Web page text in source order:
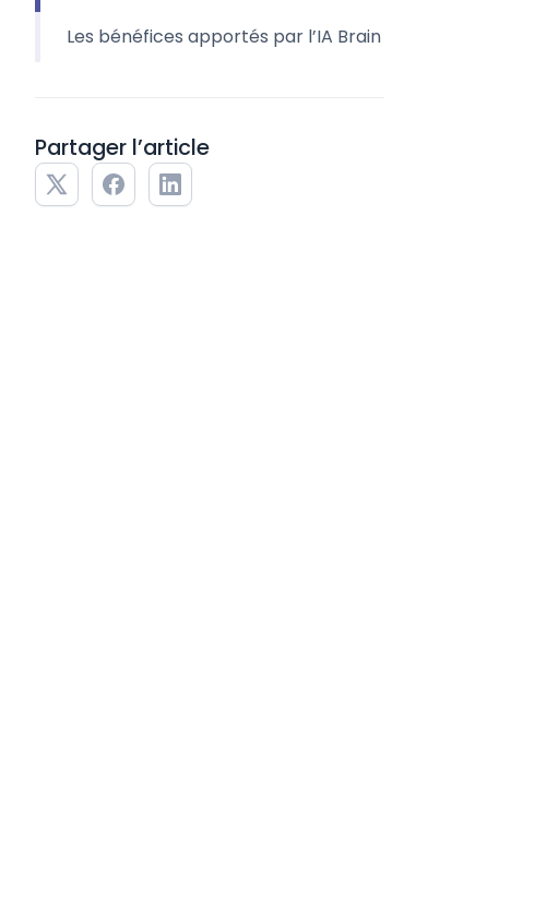
Les bénéfices apportés par l’IA Brain
Partager l’article